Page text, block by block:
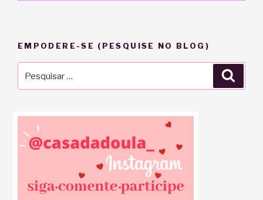
EMPODERE-SE (PESQUISE NO BLOG)
por: